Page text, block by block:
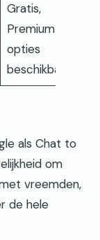
Gratis,
Premium-
opties
beschikbaar
als Chat to
om
vreemden,
de hele